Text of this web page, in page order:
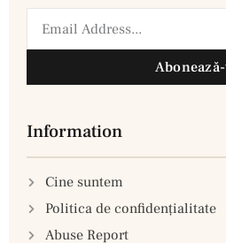
Information
Cine suntem
Politica de confidenţialitate
Abuse Report